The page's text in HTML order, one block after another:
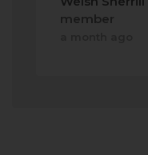
member